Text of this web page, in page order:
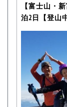
【富士山・
泊2日【登山